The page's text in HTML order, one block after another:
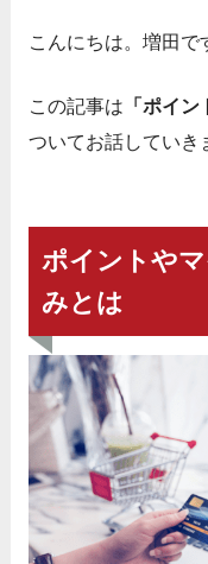
こんにちは。増田で
この記事は 「ポイ
ついてお話していき
ポイントや
みとは